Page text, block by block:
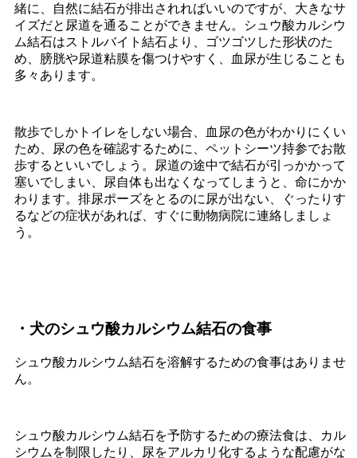
緒に、自然に結石が排出されればいいのですが、大きなサ
イズだと尿道を通ることができません。シュウ酸カルシウ
ム結石はストルバイト結石より、ゴツゴツした形状のた
め、膀胱や尿道粘膜を傷つけやすく、血尿が生じることも
多々あります。
散歩でしかトイレをしない場合、血尿の色がわかりにくい
ため、尿の色を確認するために、ペットシーツ持参でお散
歩するといいでしょう。尿道の途中で結石が引っかかって
塞いでしまい、尿自体も出なくなってしまうと、命にかか
わります。排尿ポーズをとるのに尿が出ない、ぐったりす
るなどの症状があれば、すぐに動物病院に連絡しましょ
う。
・犬のシュウ酸カルシウム結石の食事
シュウ酸カルシウム結石を溶解するための食事はありませ
ん。
シュウ酸カルシウム結石を予防するための療法食は、カル
シウムを制限したり、尿をアルカリ化するような配慮がな